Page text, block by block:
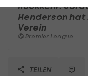
Rückkehr!
Henderson hat
Verein
Premier League
TEILEN